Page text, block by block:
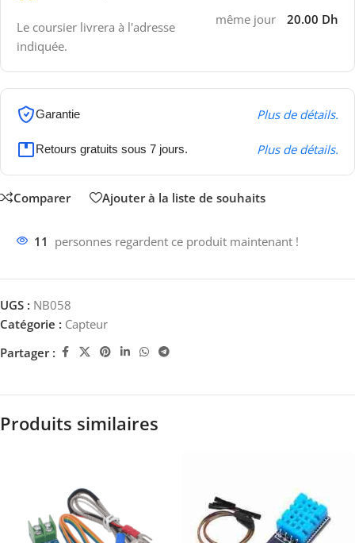
Le coursier livrera à l'adresse
indiquée.
même jour 20.00 Dh
Garantie Plus de détails.
Retours gratuits sous 7 jours. Plus de détails.
Comparer Ajouter à la liste de souhaits
11 personnes regardent ce produit maintenant !
UGS : NB058
Catégorie : Capteur
Partager :
Produits similaires